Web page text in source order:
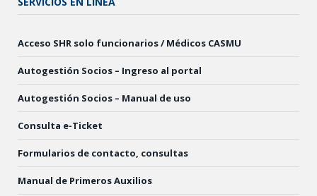
Acceso SHR solo funcionarios / Médicos CASMU
Autogestión Socios – Ingreso al portal
Autogestión Socios – Manual de uso
Consulta e-Ticket
Formularios de contacto, consultas
Manual de Primeros Auxilios